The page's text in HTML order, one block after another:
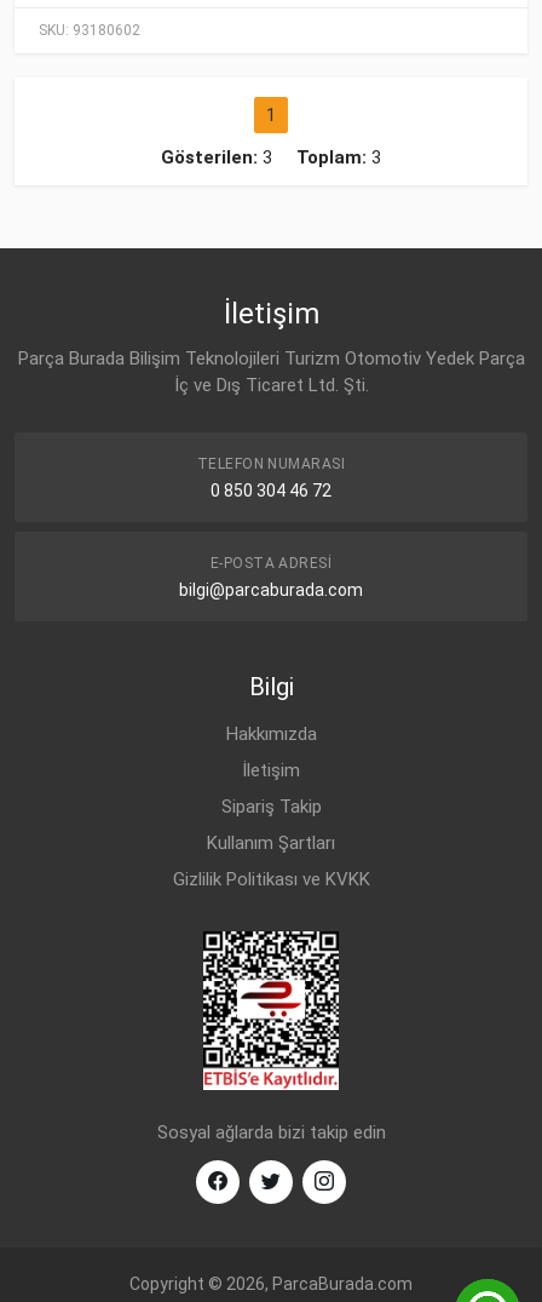
SKU: 93180602
1
Gösterilen: 3 Toplam: 3
İletişim
Parça Burada Bilişim Teknolojileri Turizm Otomotiv Yedek Parça
İç ve Dış Ticaret Ltd. Şti.
TELEFON NUMARASI
0 850 304 46 72
E-POSTA ADRESI
bilgi@parcaburada.com
Bilgi
Hakkımızda
İletişim
Sipariş Takip
Kullanım Şartları
Gizlilik Politikası ve KVKK
Sosyal ağlarda bizi takip edin
Copyright © 2026, ParcaBurada.com